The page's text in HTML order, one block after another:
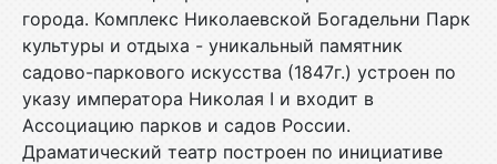
города. Комплекс Николаевской Богадельни Парк
культуры и отдыха - уникальный памятник
садово-паркового искусства (1847г.) устроен по
указу императора Николая I и входит в
Ассоциацию парков и садов России.
Драматический театр построен по инициативе